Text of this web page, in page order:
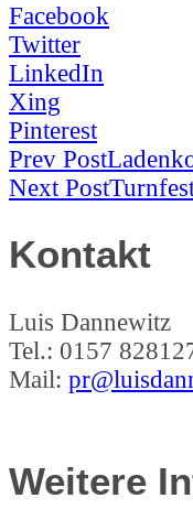
Facebook
Twitter
LinkedIn
Xing
Pinterest
Post
Prev Post
Next Post
Kontakt
Luis Dannewitz
Tel.: 0157
Mail:
Weitere